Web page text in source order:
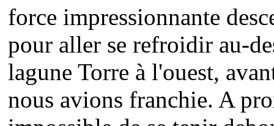
force impressionnante
pour aller se refroidir au-
lagune Torre à l'ouest,
nous avions franchie. A